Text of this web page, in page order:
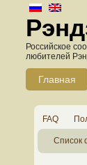
Российское
любителей
Главная
FAQ
Список